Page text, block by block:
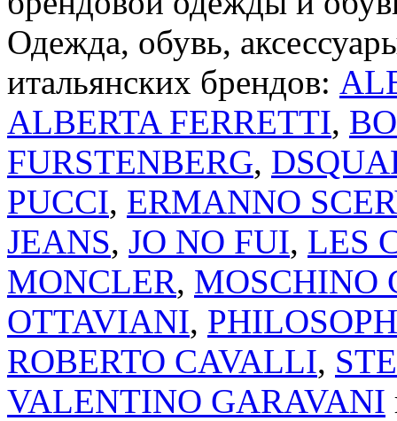
Одежда, обувь,
итальянских брендов:
ALBERTA FERRETTI,
FURSTENBERG,
PUCCI, ERMANNO
JEANS, JO NO FUI, LES
MONCLER, MOSCHINO
OTTAVIANI,
ROBERTO CAVALLI,
VALENTINO GARAVANI